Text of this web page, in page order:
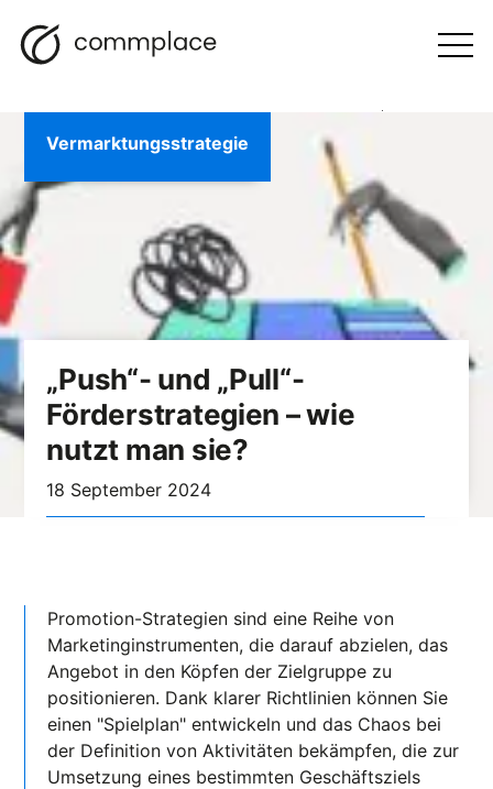
Zum
Inhalt
Navigation
BLOGGEN
„Push“- und „Pull“-
Förderstrategien – wie
nutzt man sie?
18 September 2024
Vermarktungsstrategie
Promotion-Strategien sind eine Reihe von
Marketinginstrumenten, die darauf abzielen, das
Angebot in den Köpfen der Zielgruppe zu
positionieren. Dank klarer Richtlinien können Sie
einen "Spielplan" entwickeln und das Chaos bei
der Definition von Aktivitäten bekämpfen, die zur
Umsetzung eines bestimmten Geschäftsziels